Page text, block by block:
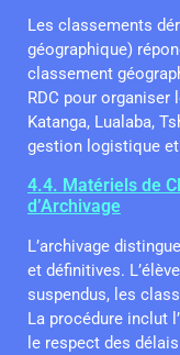
Les classements
géographique)
classement
RDC pour
Katanga, Lualaba,
gestion logistique
4.4. Matériels de
d’Archivage
L’archivage
et définitives.
suspendus, les
La procédure inclut
le respect des